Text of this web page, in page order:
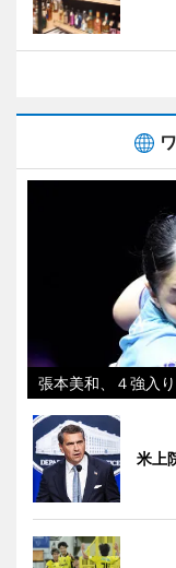
張本美和、４強入り
米上